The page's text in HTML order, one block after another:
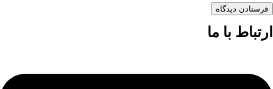
فرستادن دیدگاه
ارتباط با ما